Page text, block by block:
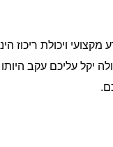
ויכולת ריכוז
יקל עליכם עקב